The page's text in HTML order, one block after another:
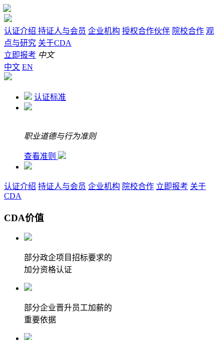
认证介绍 持证人与会员 企业机构 授权合作伙伴 院校合作 观
点与研究 关于CDA
立即报考 中文
中文 EN
认证标准
职业道德与行为准则
查看准则
认证介绍 持证人与会员 企业机构 院校合作 立即报考 关于
CDA
CDA价值
部分政企项目招标要求的
加分资格认证
部分企业晋升员工加薪的
重要依据